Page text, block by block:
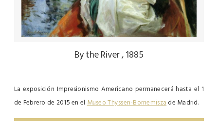
By the River , 1885
La exposición Impresionismo Americano permanecerá hasta el 1
de Febrero de 2015 en elMuseo Thyssen-Bornemiszade Madrid.